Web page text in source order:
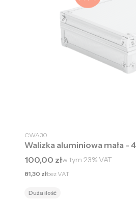
CWA30
Walizka aluminiowa mała
Cena brutto
100,00 złw tym 23%VAT
Cena netto
81,30 złbez VAT
Duża ilość